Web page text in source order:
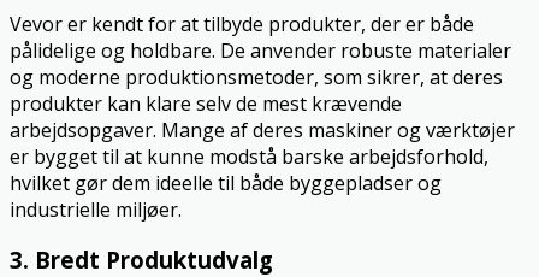
Vevor er kendt for at tilbyde produkter, der er både
pålidelige og holdbare. De anvender robuste materialer
og moderne produktionsmetoder, som sikrer, at deres
produkter kan klare selv de mest krævende
arbejdsopgaver. Mange af deres maskiner og værktøjer
er bygget til at kunne modstå barske arbejdsforhold,
hvilket gør dem ideelle til både byggepladser og
industrielle miljøer.
3. Bredt Produktudvalg